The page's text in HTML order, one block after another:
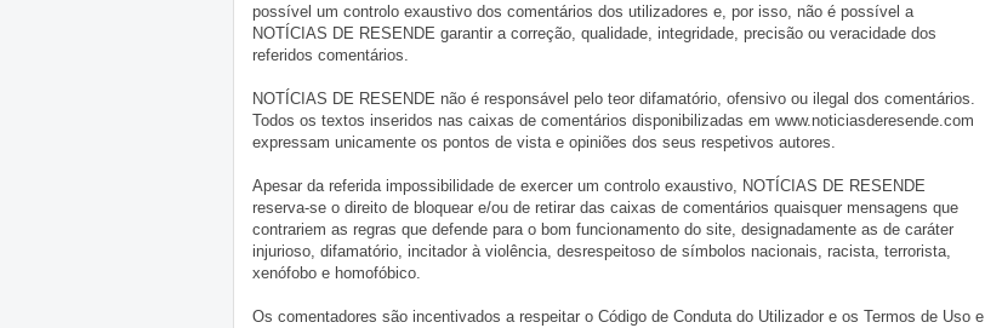
possível um controlo exaustivo dos comentários dos utilizadores e, por isso, não é possível a
NOTÍCIAS DE RESENDE garantir a correção, qualidade, integridade, precisão ou veracidade dos
referidos comentários.
NOTÍCIAS DE RESENDE não é responsável pelo teor difamatório, ofensivo ou ilegal dos comentários.
Todos os textos inseridos nas caixas de comentários disponibilizadas em www.noticiasderesende.com
expressam unicamente os pontos de vista e opiniões dos seus respetivos autores.
Apesar da referida impossibilidade de exercer um controlo exaustivo, NOTÍCIAS DE RESENDE
reserva-se o direito de bloquear e/ou de retirar das caixas de comentários quaisquer mensagens que
contrariem as regras que defende para o bom funcionamento do site, designadamente as de caráter
injurioso, difamatório, incitador à violência, desrespeitoso de símbolos nacionais, racista, terrorista,
xenófobo e homofóbico.
Os comentadores são incentivados a respeitar o Código de Conduta do Utilizador e os Termos de Uso e